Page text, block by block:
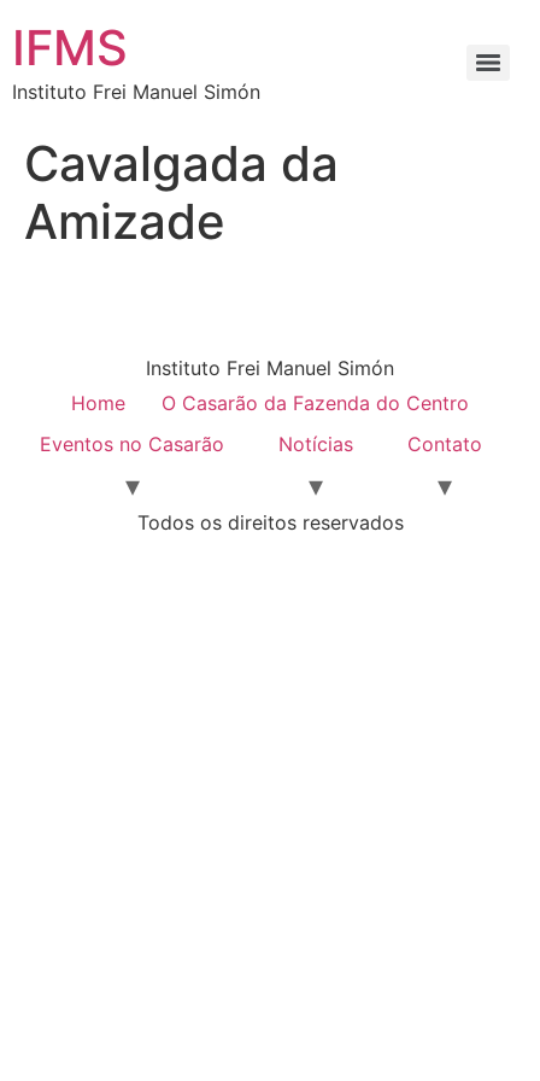
IFMS
Instituto Frei Manuel Simón
Cavalgada da
Amizade
Instituto Frei Manuel Simón
Home
O Casarão da Fazenda do Centro
Eventos no Casarão
Notícias Contato
Todos os direitos reservados